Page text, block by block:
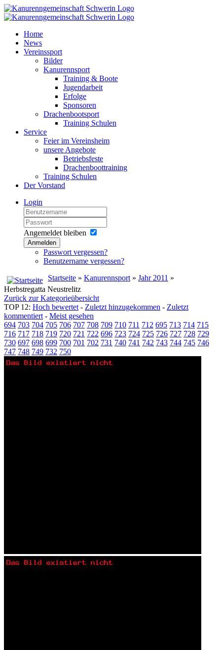
Home
News
Vereinssport
Bilder
Kanurennsport
Training & Boote
Jugendarbeit
Erfolge
Sponsoren
Drachenbootsport
Training Schulen
Service
Feier im Vereinsheim
unsere Angebote
Betriebsfeste
Drachenboottraining
Training Schulen
Der Vorstand
Login
Angemeldet bleiben
Anmelden
Passwort vergessen?
Benutzername vergessen?
Startseite » Kanurennsport » Jahr 2011 »
Herbstregatta Neustrelitz
Zurück zur Kategorieübersicht
TOP 12: Hoch bewertet - Zuletzt hinzugekommen - Zuletzt
kommentiert - Meist gesehen
694 703 704 705 706 707 708 709 710 711 712 695 713 714 715
716 717 718 719 720 721 722 696 723 724 725 726 727 728 729
730 697 698 699 700 701 702 731 740 741 742 743 744 745 746
747 748 749 732 750